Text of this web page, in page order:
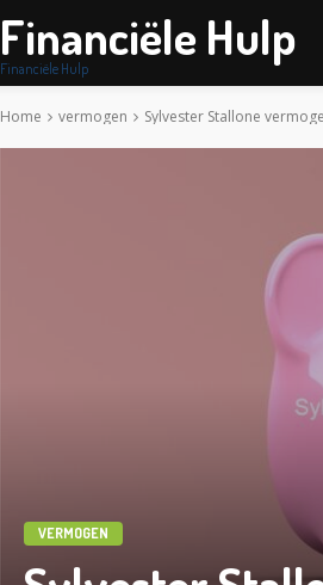
Financiële Hulp
Financiële Hulp
Home vermogen Sylvester Stallone
VERMOGEN